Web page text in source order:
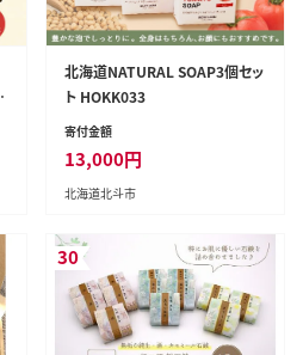
北海道NATURAL SOAP3個セッ
ト HOKK033
寄付金額
13,000円
北海道北斗市
30